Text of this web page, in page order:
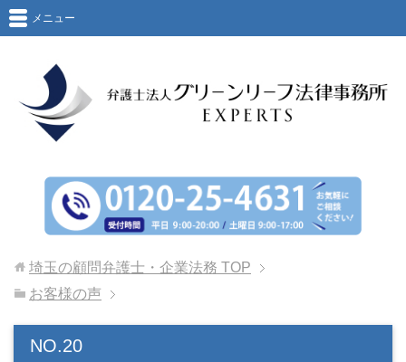
メニュー
埼玉の顧問弁護士・企業法務 TOP
お客様の声
NO.20